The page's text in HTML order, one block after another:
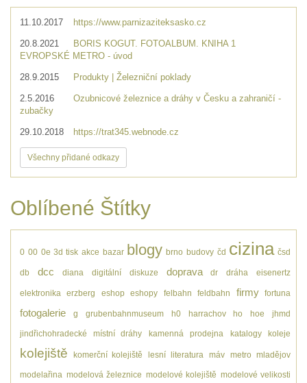
11.10.2017 https://www.parnizaziteksasko.cz
20.8.2021
BORIS KOGUT. FOTOALBUM. KNIHA 1
EVROPSKÉ METRO - úvod
28.9.2015 Produkty | Železniční poklady
2.5.2016
Ozubnicové železnice a dráhy v Česku a zahraničí -
zubačky
29.10.2018 https://trat345.webnode.cz
Všechny přidané odkazy
Oblíbené Štítky
0 00 0e 3d tisk akce bazar blogy brno budovy čd cizina čsd
db dcc diana digitální diskuze doprava dr dráha eisenertz
elektronika erzberg eshop eshopy felbahn feldbahn firmy fortuna
fotogalerie g grubenbahnmuseum h0 harrachov ho hoe jhmd
jindřichohradecké místní dráhy kamenná prodejna katalogy koleje
kolejiště komerční kolejiště lesní literatura máv metro mladějov
modelařina modelová železnice modelové kolejiště modelové velikosti